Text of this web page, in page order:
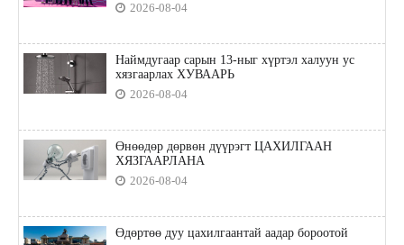
2026-08-04
Наймдугаар сарын 13-ныг хүртэл халуун ус
хязгаарлах ХУВААРЬ
2026-08-04
Өнөөдөр дөрвөн дүүрэгт ЦАХИЛГААН
ХЯЗГААРЛАНА
2026-08-04
Өдөртөө дуу цахилгаантай аадар бороотой